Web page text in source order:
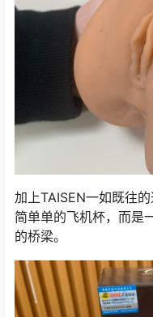
加上TAISEN一如既往
简单单的飞机杯，而是
的桥梁。